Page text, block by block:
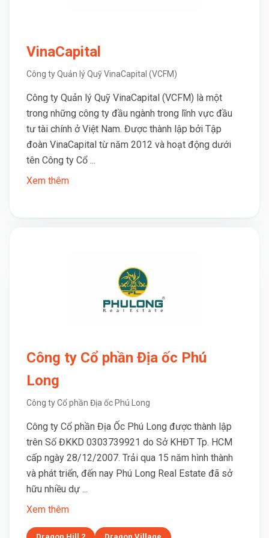
VinaCapital
Công ty Quản lý Quỹ VinaCapital (VCFM)
Công ty Quản lý Quỹ VinaCapital (VCFM) là một
trong những công ty đầu ngành trong lĩnh vực đầu
tư tài chính ở Việt Nam. Được thành lập bởi Tập
đoàn VinaCapital từ năm 2012 và hoạt động dưới
tên Công ty Cổ ...
Xem thêm
Công ty Cổ phần Địa ốc Phú
Long
Công ty Cổ phần Địa ốc Phú Long
Công ty Cổ phần Địa Ốc Phú Long được thành lập
trên Số ĐKKD 0303739921 do Sở KHĐT Tp. HCM
cấp ngày 28/12/2007. Trải qua 15 năm hình thành
và phát triển, đến nay Phú Long Real Estate đã sở
hữu nhiều dự ...
Xem thêm